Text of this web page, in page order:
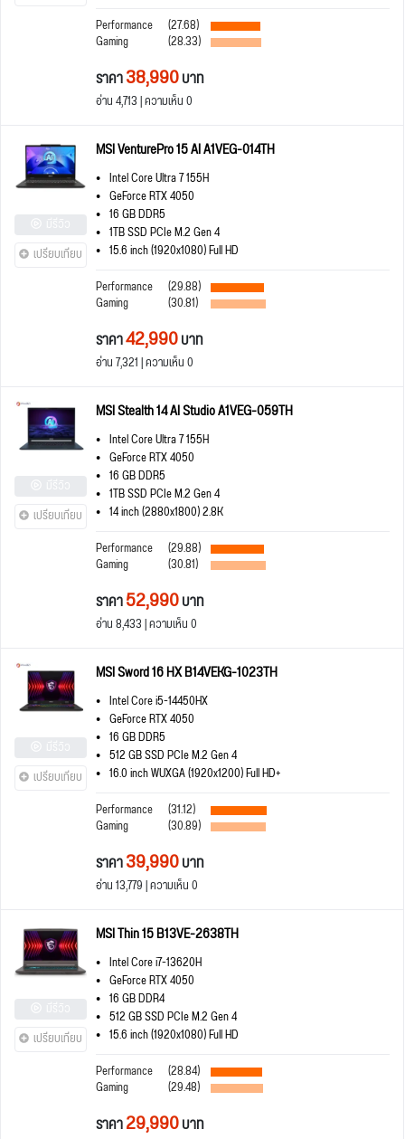
Performance
(27.68)
Gaming (28.33)
ราคา38,990บาท
อ่าน 4,713 | ความเห็น 0
เปรียบเทียบ
MSI VenturePro 15 AI A1VEG-014TH
Intel Core Ultra 7 155H
GeForce RTX 4050
16 GB DDR5
1TB SSD PCIe M.2 Gen 4
15.6 inch (1920x1080) Full HD
Performance
(29.88)
Gaming (30.81)
ราคา42,990บาท
อ่าน 7,321 | ความเห็น 0
เปรียบเทียบ
MSI Stealth 14 AI Studio A1VEG-059TH
Intel Core Ultra 7 155H
GeForce RTX 4050
16 GB DDR5
1TB SSD PCIe M.2 Gen 4
14 inch (2880x1800) 2.8K
Performance
(29.88)
Gaming (30.81)
ราคา52,990บาท
อ่าน 8,433 | ความเห็น 0
เปรียบเทียบ
MSI Sword 16 HX B14VEKG-1023TH
Intel Core i5-14450HX
GeForce RTX 4050
16 GB DDR5
512 GB SSD PCIe M.2 Gen 4
16.0 inch WUXGA (1920x1200) Full HD+
Performance
(31.12)
Gaming (30.89)
ราคา39,990บาท
อ่าน 13,779 | ความเห็น 0
เปรียบเทียบ
MSI Thin 15 B13VE-2638TH
Intel Core i7-13620H
GeForce RTX 4050
16 GB DDR4
512 GB SSD PCIe M.2 Gen 4
15.6 inch (1920x1080) Full HD
Performance
(28.84)
Gaming (29.48)
ราคา29,990บาท